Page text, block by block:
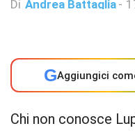
Di Andrea Battaglia -
GAggiungici
Chi non conosce